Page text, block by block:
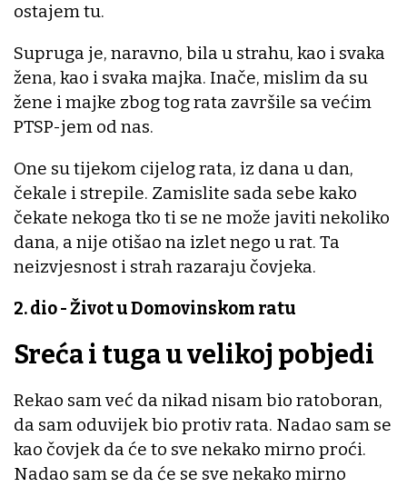
ostajem tu.
Supruga je, naravno, bila u strahu, kao i svaka
žena, kao i svaka majka. Inače, mislim da su
žene i majke zbog tog rata završile sa većim
PTSP-jem od nas.
One su tijekom cijelog rata, iz dana u dan,
čekale i strepile. Zamislite sada sebe kako
čekate nekoga tko ti se ne može javiti nekoliko
dana, a nije otišao na izlet nego u rat. Ta
neizvjesnost i strah razaraju čovjeka.
2. dio - Život u Domovinskom ratu
Sreća i tuga u velikoj pobjedi
Rekao sam već da nikad nisam bio ratoboran,
da sam oduvijek bio protiv rata. Nadao sam se
kao čovjek da će to sve nekako mirno proći.
Nadao sam se da će se sve nekako mirno